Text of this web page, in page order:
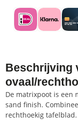
Beschrijving
ovaal/
De matrixpoot is een
sand finish.
rechthoekig tafelblad.